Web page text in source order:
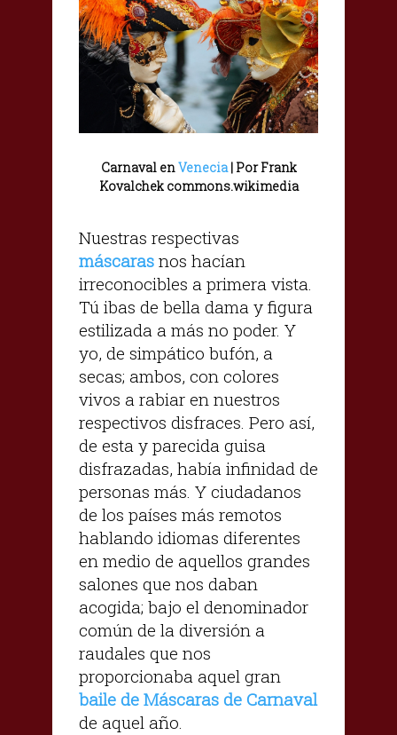
Carnaval enVenecia| Por Frank
Kovalchek commons.wikimedia
Nuestras respectivas
máscaras nos hacían
irreconocibles a primera vista.
Tú ibas de bella dama y figura
estilizada a más no poder. Y
yo, de simpático bufón, a
secas; ambos, con colores
vivos a rabiar en nuestros
respectivos disfraces. Pero así,
de esta y parecida guisa
disfrazadas, había infinidad de
personas más. Y ciudadanos
de los países más remotos
hablando idiomas diferentes
en medio de aquellos grandes
salones que nos daban
acogida; bajo el denominador
común de la diversión a
raudales que nos
proporcionaba aquel gran
baile de Máscaras de Carnaval
de aquel año.